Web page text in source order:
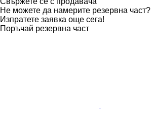
Не можете да намерите резервна част?
Изпратете заявка още сега!
Поръчай резервна част